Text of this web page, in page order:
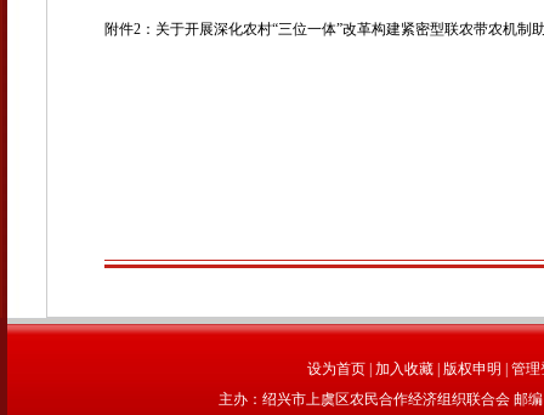
附件2：关于开展深化农村“三位一体”改革构建紧密型联农带农机
设为首页 加入收藏 版权申明
管理
主办：绍兴市上虞区农民合作经济组织联合会 邮